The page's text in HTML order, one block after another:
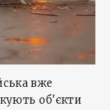
вже
об'єкти